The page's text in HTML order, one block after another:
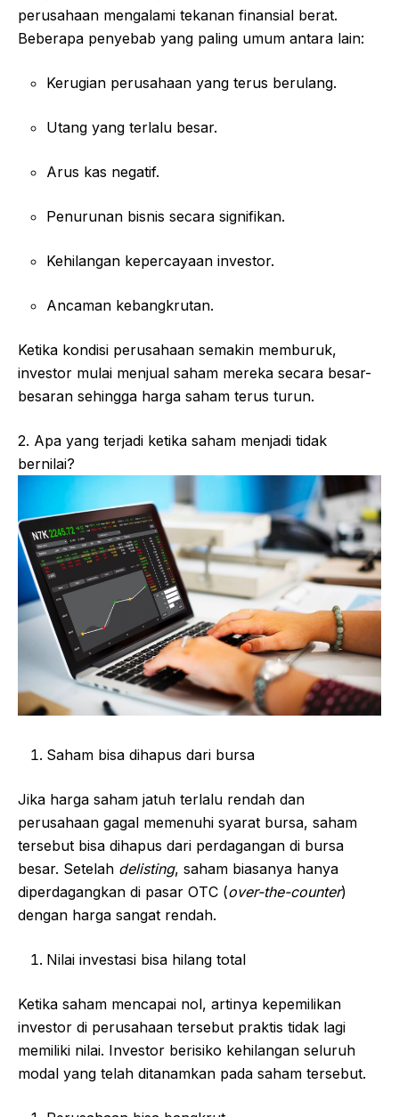
perusahaan mengalami tekanan finansial berat.
Beberapa penyebab yang paling umum antara lain:
Kerugian perusahaan yang terus berulang.
Utang yang terlalu besar.
Arus kas negatif.
Penurunan bisnis secara signifikan.
Kehilangan kepercayaan investor.
Ancaman kebangkrutan.
Ketika kondisi perusahaan semakin memburuk,
investor mulai menjual saham mereka secara besar-
besaran sehingga harga saham terus turun.
2. Apa yang terjadi ketika saham menjadi tidak
bernilai?
Saham bisa dihapus dari bursa
Jika harga saham jatuh terlalu rendah dan
perusahaan gagal memenuhi syarat bursa, saham
tersebut bisa dihapus dari perdagangan di bursa
besar. Setelah delisting, saham biasanya hanya
diperdagangkan di pasar OTC (over-the-counter)
dengan harga sangat rendah.
Nilai investasi bisa hilang total
Ketika saham mencapai nol, artinya kepemilikan
investor di perusahaan tersebut praktis tidak lagi
memiliki nilai. Investor berisiko kehilangan seluruh
modal yang telah ditanamkan pada saham tersebut.